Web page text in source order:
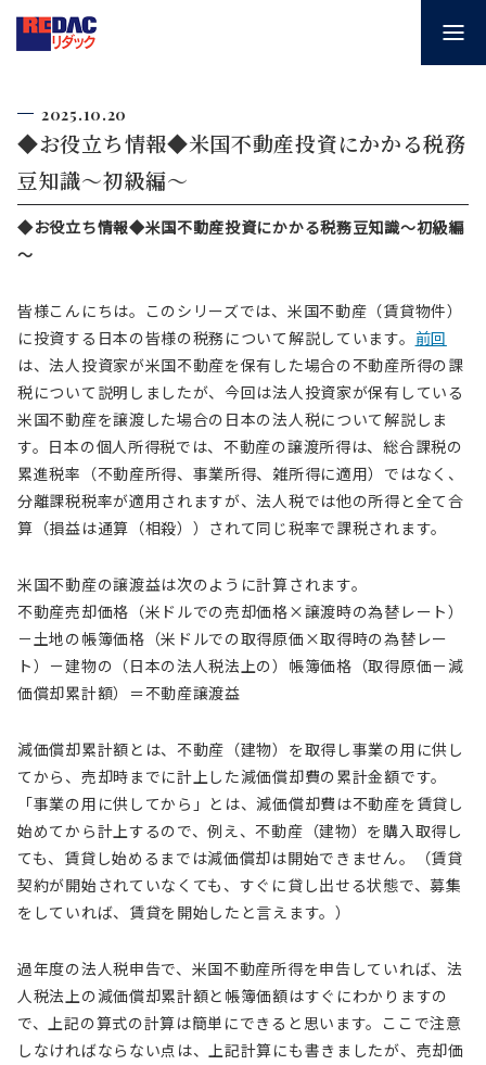
2025.10.20
◆お役立ち情報◆米国不動産投資にかかる税務
豆知識～初級編～
◆お役立ち情報◆米国不動産投資にかかる税務豆知識～初級編
～
皆様こんにちは。このシリーズでは、米国不動産（賃貸物件）
に投資する日本の皆様の税務について解説しています。 前回
は、法人投資家が米国不動産を保有した場合の不動産所得の課
税について説明しましたが、今回は法人投資家が保有している
米国不動産を譲渡した場合の日本の法人税について解説しま
す。日本の個人所得税では、不動産の譲渡所得は、総合課税の
累進税率（不動産所得、事業所得、雑所得に適用）ではなく、
分離課税税率が適用されますが、法人税では他の所得と全て合
算（損益は通算（相殺））されて同じ税率で課税されます。
米国不動産の譲渡益は次のように計算されます。
不動産売却価格（米ドルでの売却価格×譲渡時の為替レート）
－土地の帳簿価格（米ドルでの取得原価×取得時の為替レー
ト）－建物の（日本の法人税法上の）帳簿価格（取得原価－減
価償却累計額）＝不動産譲渡益
減価償却累計額とは、不動産（建物）を取得し事業の用に供し
てから、売却時までに計上した減価償却費の累計金額です。
「事業の用に供してから」とは、減価償却費は不動産を賃貸し
始めてから計上するので、例え、不動産（建物）を購入取得し
ても、賃貸し始めるまでは減価償却は開始できません。（賃貸
契約が開始されていなくても、すぐに貸し出せる状態で、募集
をしていれば、賃貸を開始したと言えます。）
過年度の法人税申告で、米国不動産所得を申告していれば、法
人税法上の減価償却累計額と帳簿価額はすぐにわかりますの
で、上記の算式の計算は簡単にできると思います。ここで注意
しなければならない点は、上記計算にも書きましたが、売却価